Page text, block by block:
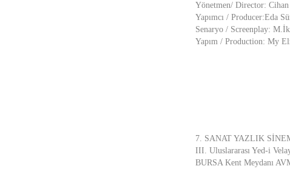
Yönetmen/ Director:
Yapımcı / Producer:Eda
Senaryo / Screenplay:
Yapım / Production: My
7. SANAT YAZLIK
III. Uluslararası Yed-i
BURSA Kent Meydanı